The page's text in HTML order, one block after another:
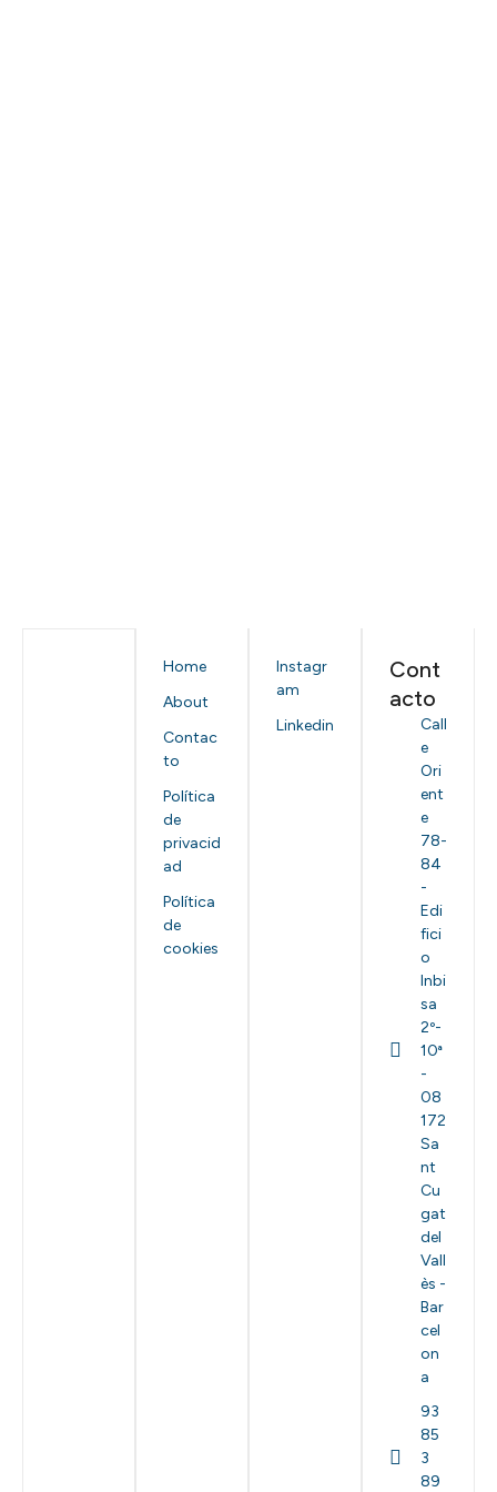
Home
About
Contac
to
Política
de
privacid
ad
Política
de
cookies
Instagr
am
Linkedin
Cont
acto
Call
e
Ori
ent
e
78-
84
-
Edi
fici
o
Inbi
sa
2º-
10ª
-
08
172
Sa
nt
Cu
gat
del
Vall
ès -
Bar
cel
on
a
93
85
3
89